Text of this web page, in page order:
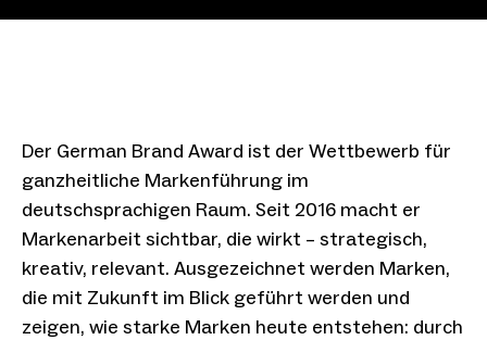
Der German Brand Award ist der Wettbewerb für
ganzheitliche Markenführung im
deutschsprachigen Raum. Seit 2016 macht er
Markenarbeit sichtbar, die wirkt – strategisch,
kreativ, relevant. Ausgezeichnet werden Marken,
die mit Zukunft im Blick geführt werden und
zeigen, wie starke Marken heute entstehen: durch